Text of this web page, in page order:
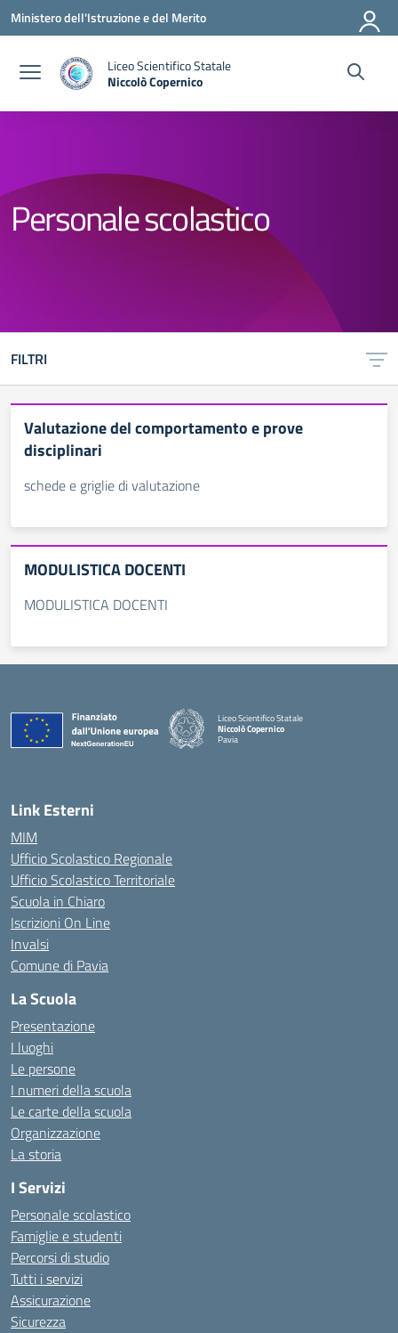
Vai ai contenuti
Vai al menu di navigazione
Vai al footer
Ministero dell'Istruzione e del Merito
Liceo Scientifico Statale
Niccolò Copernico
Personale scolastico
FILTRI
Valutazione del comportamento e prove
disciplinari
schede e griglie di valutazione
MODULISTICA DOCENTI
MODULISTICA DOCENTI
Liceo Scientifico Statale
Niccolò Copernico
Pavia
Link Esterni
MIM
Ufficio Scolastico Regionale
Ufficio Scolastico Territoriale
Scuola in Chiaro
Iscrizioni On Line
Invalsi
Comune di Pavia
La Scuola
Presentazione
I luoghi
Le persone
I numeri della scuola
Le carte della scuola
Organizzazione
La storia
I Servizi
Personale scolastico
Famiglie e studenti
Percorsi di studio
Tutti i servizi
Assicurazione
Sicurezza